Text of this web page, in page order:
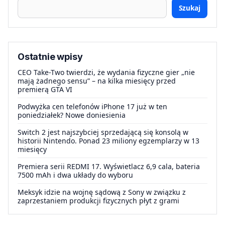
Szukaj
Ostatnie wpisy
CEO Take-Two twierdzi, że wydania fizyczne gier „nie
mają żadnego sensu” – na kilka miesięcy przed
premierą GTA VI
Podwyżka cen telefonów iPhone 17 już w ten
poniedziałek? Nowe doniesienia
Switch 2 jest najszybciej sprzedającą się konsolą w
historii Nintendo. Ponad 23 miliony egzemplarzy w 13
miesięcy
Premiera serii REDMI 17. Wyświetlacz 6,9 cala, bateria
7500 mAh i dwa układy do wyboru
Meksyk idzie na wojnę sądową z Sony w związku z
zaprzestaniem produkcji fizycznych płyt z grami